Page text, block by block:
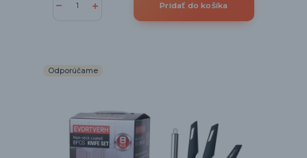
Pridať do košíka
Odporúčame